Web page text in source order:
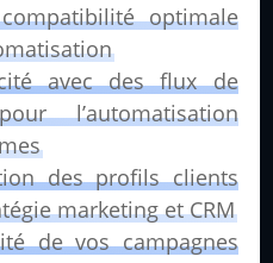
optimale
avec des flux de
l’automatisation
des profils clients
marketing et CRM
de vos campagnes